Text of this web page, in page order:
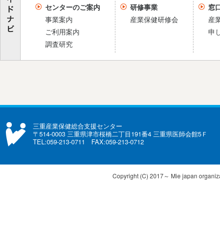
センターのご案内
事業案内
ご利用案内
調査研究
研修事業
産業保健研修会
窓
産
申
三重産業保健総合支援センター
〒514-0003 三重県津市桜橋二丁目191番4 三重県医師会館5Ｆ
TEL:059-213-0711 FAX:059-213-0712
Copyright (C) 2017～ Mie japan